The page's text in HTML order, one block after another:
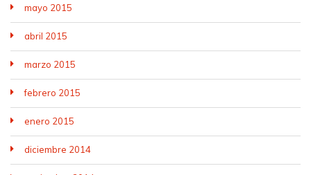
mayo 2015
abril 2015
marzo 2015
febrero 2015
enero 2015
diciembre 2014